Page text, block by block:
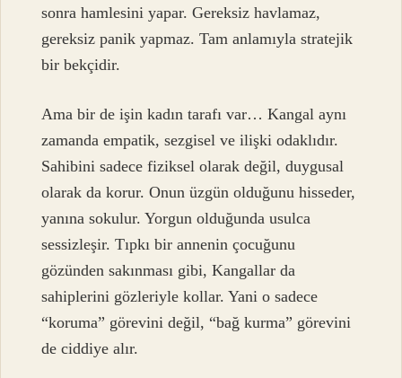
sonra hamlesini yapar. Gereksiz havlamaz,
gereksiz panik yapmaz. Tam anlamıyla stratejik
bir bekçidir.
Ama bir de işin kadın tarafı var… Kangal aynı
zamanda empatik, sezgisel ve ilişki odaklıdır.
Sahibini sadece fiziksel olarak değil, duygusal
olarak da korur. Onun üzgün olduğunu hisseder,
yanına sokulur. Yorgun olduğunda usulca
sessizleşir. Tıpkı bir annenin çocuğunu
gözünden sakınması gibi, Kangallar da
sahiplerini gözleriyle kollar. Yani o sadece
“koruma” görevini değil, “bağ kurma” görevini
de ciddiye alır.